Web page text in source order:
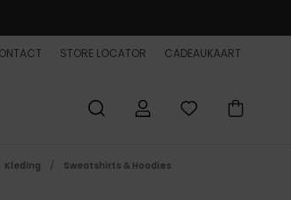
STORE LOCATOR CADEAUKAART
Kleding
Sweatshirts & Hoodies